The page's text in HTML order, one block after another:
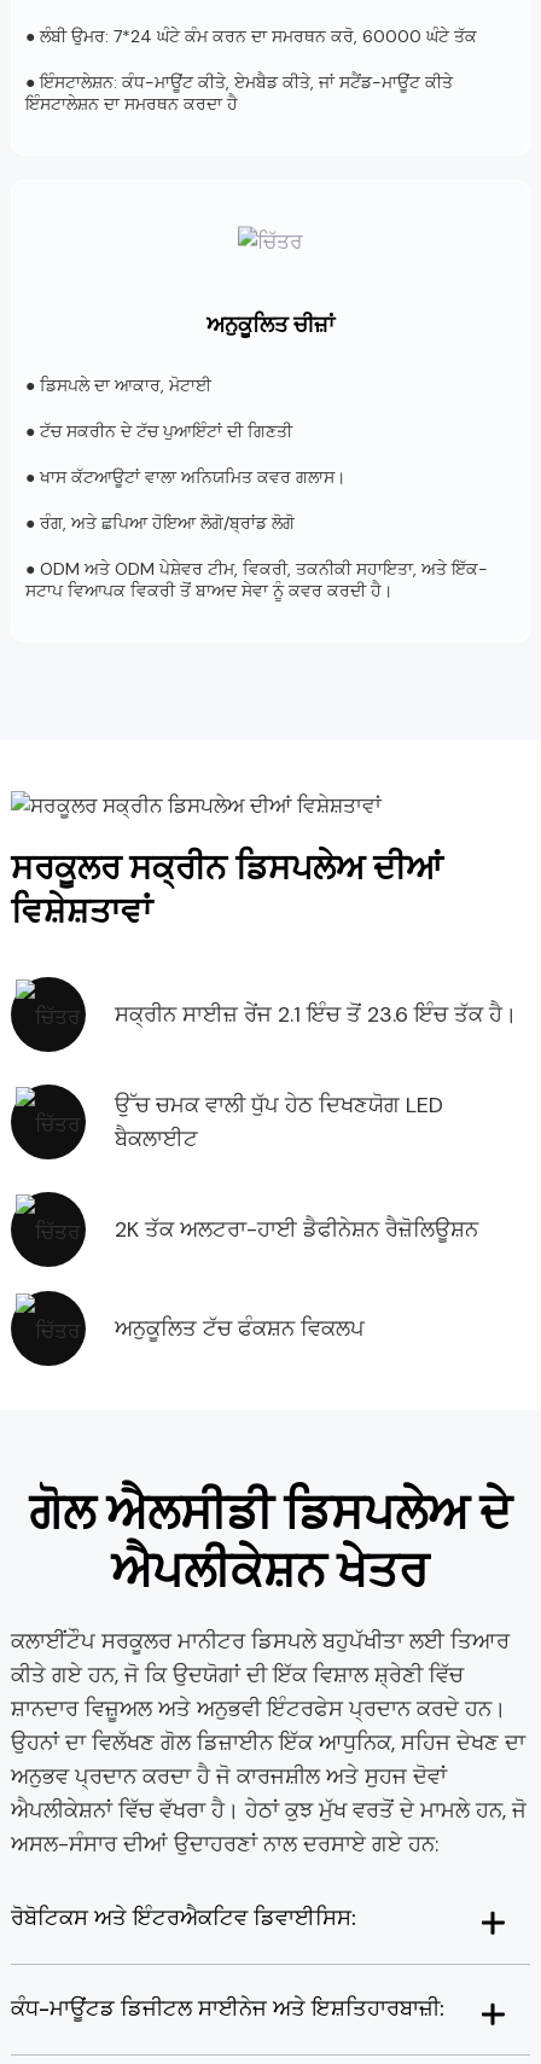
● ਲੰਬੀ ਉਮਰ: 7*24 ਘੰਟੇ ਕੰਮ ਕਰਨ ਦਾ ਸਮਰਥਨ ਕਰੋ, 60000 ਘੰਟੇ ਤੱਕ
● ਇੰਸਟਾਲੇਸ਼ਨ: ਕੰਧ-ਮਾਊਂਟ ਕੀਤੇ, ਏਮਬੈਡ ਕੀਤੇ, ਜਾਂ ਸਟੈਂਡ-ਮਾਊਂਟ ਕੀਤੇ
ਇੰਸਟਾਲੇਸ਼ਨ ਦਾ ਸਮਰਥਨ ਕਰਦਾ ਹੈ
ਅਨੁਕੂਲਿਤ ਚੀਜ਼ਾਂ
● ਡਿਸਪਲੇ ਦਾ ਆਕਾਰ, ਮੋਟਾਈ
● ਟੱਚ ਸਕਰੀਨ ਦੇ ਟੱਚ ਪੁਆਇੰਟਾਂ ਦੀ ਗਿਣਤੀ
● ਖਾਸ ਕੱਟਆਊਟਾਂ ਵਾਲਾ ਅਨਿਯਮਿਤ ਕਵਰ ਗਲਾਸ।
● ਰੰਗ, ਅਤੇ ਛਪਿਆ ਹੋਇਆ ਲੋਗੋ/ਬ੍ਰਾਂਡ ਲੋਗੋ
● ODM ਅਤੇ ODM ਪੇਸ਼ੇਵਰ ਟੀਮ, ਵਿਕਰੀ, ਤਕਨੀਕੀ ਸਹਾਇਤਾ, ਅਤੇ ਇੱਕ-
ਸਟਾਪ ਵਿਆਪਕ ਵਿਕਰੀ ਤੋਂ ਬਾਅਦ ਸੇਵਾ ਨੂੰ ਕਵਰ ਕਰਦੀ ਹੈ।
ਸਰਕੂਲਰ ਸਕ੍ਰੀਨ ਡਿਸਪਲੇਅ ਦੀਆਂ
ਵਿਸ਼ੇਸ਼ਤਾਵਾਂ
ਸਕ੍ਰੀਨ ਸਾਈਜ਼ ਰੇਂਜ 2.1 ਇੰਚ ਤੋਂ 23.6 ਇੰਚ ਤੱਕ ਹੈ।
ਉੱਚ ਚਮਕ ਵਾਲੀ ਧੁੱਪ ਹੇਠ ਦਿਖਣਯੋਗ LED
ਬੈਕਲਾਈਟ
2K ਤੱਕ ਅਲਟਰਾ-ਹਾਈ ਡੈਫੀਨੇਸ਼ਨ ਰੈਜ਼ੋਲਿਊਸ਼ਨ
ਅਨੁਕੂਲਿਤ ਟੱਚ ਫੰਕਸ਼ਨ ਵਿਕਲਪ
ਗੋਲ ਐਲਸੀਡੀ ਡਿਸਪਲੇਅ ਦੇ
ਐਪਲੀਕੇਸ਼ਨ ਖੇਤਰ
ਕਲਾਈਂਟੌਪ ਸਰਕੂਲਰ ਮਾਨੀਟਰ ਡਿਸਪਲੇ ਬਹੁਪੱਖੀਤਾ ਲਈ ਤਿਆਰ
ਕੀਤੇ ਗਏ ਹਨ, ਜੋ ਕਿ ਉਦਯੋਗਾਂ ਦੀ ਇੱਕ ਵਿਸ਼ਾਲ ਸ਼੍ਰੇਣੀ ਵਿੱਚ
ਸ਼ਾਨਦਾਰ ਵਿਜ਼ੂਅਲ ਅਤੇ ਅਨੁਭਵੀ ਇੰਟਰਫੇਸ ਪ੍ਰਦਾਨ ਕਰਦੇ ਹਨ।
ਉਹਨਾਂ ਦਾ ਵਿਲੱਖਣ ਗੋਲ ਡਿਜ਼ਾਈਨ ਇੱਕ ਆਧੁਨਿਕ, ਸਹਿਜ ਦੇਖਣ ਦਾ
ਅਨੁਭਵ ਪ੍ਰਦਾਨ ਕਰਦਾ ਹੈ ਜੋ ਕਾਰਜਸ਼ੀਲ ਅਤੇ ਸੁਹਜ ਦੋਵਾਂ
ਐਪਲੀਕੇਸ਼ਨਾਂ ਵਿੱਚ ਵੱਖਰਾ ਹੈ। ਹੇਠਾਂ ਕੁਝ ਮੁੱਖ ਵਰਤੋਂ ਦੇ ਮਾਮਲੇ ਹਨ, ਜੋ
ਅਸਲ-ਸੰਸਾਰ ਦੀਆਂ ਉਦਾਹਰਣਾਂ ਨਾਲ ਦਰਸਾਏ ਗਏ ਹਨ:
ਰੋਬੋਟਿਕਸ ਅਤੇ ਇੰਟਰਐਕਟਿਵ ਡਿਵਾਈਸਿਸ:
ਕੰਧ-ਮਾਊਂਟਡ ਡਿਜੀਟਲ ਸਾਈਨੇਜ ਅਤੇ ਇਸ਼ਤਿਹਾਰਬਾਜ਼ੀ: